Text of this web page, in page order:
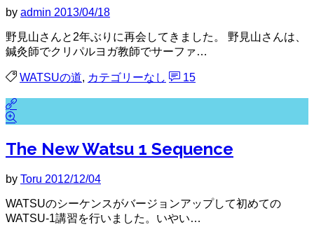
by admin 2013/04/18
野見山さんと2年ぶりに再会してきました。 野見山さんは、
鍼灸師でクリパルヨガ教師でサーファ…
WATSUの道, カテゴリーなし 15
The New Watsu 1 Sequence
by Toru 2012/12/04
WATSUのシーケンスがバージョンアップして初めての
WATSU-1講習を行いました。いやい…